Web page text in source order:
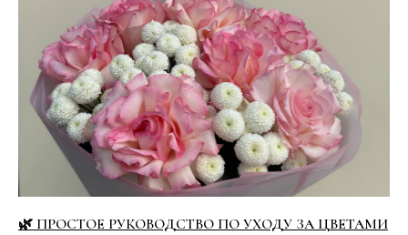
🌿 ПРОСТОЕ РУКОВОДСТВО ПО УХОДУ ЗА ЦВЕТАМИ